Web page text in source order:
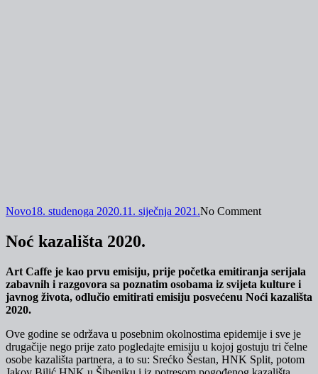
Novo18. studenoga 2020.11. siječnja 2021.No Comment
Noć kazališta 2020.
Art Caffe je kao prvu emisiju, prije početka emitiranja serijala
zabavnih i razgovora sa poznatim osobama iz svijeta kulture i
javnog života, odlučio emitirati emisiju posvećenu Noći kazališta
2020.
Ove godine se održava u posebnim okolnostima epidemije i sve je
drugačije nego prije zato pogledajte emisiju u kojoj gostuju tri čelne
osobe kazališta partnera, a to su: Srećko Šestan, HNK Split, potom